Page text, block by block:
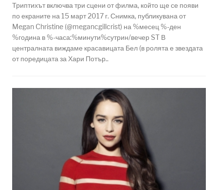
Триптихът включва три сцени от филма, който ще се появи
по екраните на 15 март 2017 г. Снимка, публикувана от
Megan Christine (@megancgillcrist) на %месец %-ден
%година в %-часа:%минути%сутрин/вечер ST В
централната виждаме красавицата Бел (в ролята е звездата
от поредицата за Хари Потър..